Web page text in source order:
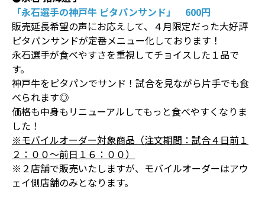
「永石選手の神戸牛 ピタパンサンド」 600円
販売延長希望の声にお応えして、４月限定だった大好評
ピタパンサンドが定番メニュー化しております！
永石選手が食べやすさを重視してチョイスした１品で
す。
神戸牛をピタパンでサンド！試合を見ながら片手でも食
べられます◎
価格も中身もリニューアルしてもっと食べやすくなりま
した！
※モバイルオーダー対象商品（注文期間：試合４日前１
２：００～前日１６：００）
※２店舗で販売いたしますが、モバイルオーダーはアウ
ェイ側店舗のみとなります。